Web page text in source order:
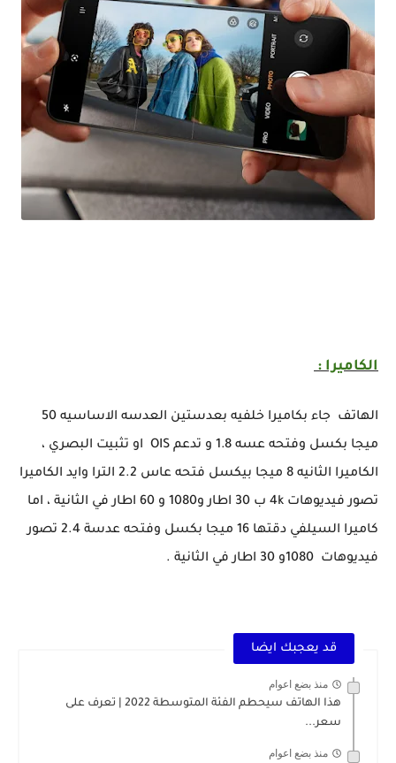
الكاميرا :
الهاتف جاء بكاميرا خلفيه بعدستين العدسه الاساسيه 50
ميجا بكسل وفتحه عسه 1.8 و تدعم OIS او تثبيت البصري ،
الكاميرا الثانيه 8 ميجا بيكسل فتحه عاس 2.2 الترا وايد الكاميرا
تصور فيديوهات 4k ب 30 اطار و1080 و 60 اطار في الثانية ، اما
كاميرا السيلفي دقتها 16 ميجا بكسل وفتحه عدسة 2.4 تصور
فيديوهات 1080و 30 اطار في الثانية .
قد يعجبك ايضا
منذ بضع اعوام
هذا الهاتف سيحطم الفئة المتوسطة 2022 | تعرف على
سعر...
منذ بضع اعوام